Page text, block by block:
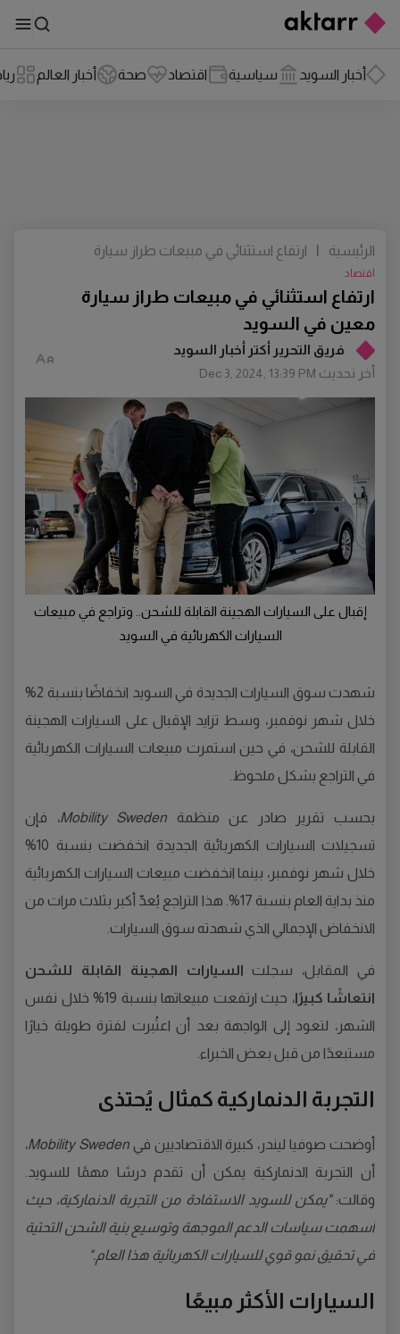
أخبار السويد سياسية اقتصاد صحة أخبار العالم
فريق التحرير أكتر أخبار السويد
أخر تحديث Dec 3, 2024, 13:39 PM
ارتفاع استثنائي في مبيعات طراز سيارة
معين في السويد
اقتصاد
الرئيسية |
ارتفاع استثنائي في مبيعات طراز سيارة
إقبال على السيارات الهجينة القابلة للشحن.. وتراجع في مبيعات
السيارات الكهربائية في السويد
شهدت سوق السيارات الجديدة في السويد انخفاضًا بنسبة 2%
خلال شهر نوفمبر، وسط تزايد الإقبال على السيارات الهجينة
القابلة للشحن، في حين استمرت مبيعات السيارات الكهربائية
في التراجع بشكل ملحوظ.
بحسب تقرير صادر عن منظمة Mobility Sweden، فإن
تسجيلات السيارات الكهربائية الجديدة انخفضت بنسبة 10%
خلال شهر نوفمبر، بينما انخفضت مبيعات السيارات الكهربائية
منذ بداية العام بنسبة 17%. هذا التراجع يُعدّ أكبر بثلاث مرات من
الانخفاض الإجمالي الذي شهدته سوق السيارات.
في المقابل، سجلت السيارات الهجينة القابلة للشحن
انتعاشًا كبيرًا
، حيث ارتفعت مبيعاتها بنسبة 19% خلال نفس
الشهر، لتعود إلى الواجهة بعد أن اعتُبرت لفترة طويلة خيارًا
مستبعدًا من قبل بعض الخبراء.
التجربة الدنماركية كمثال يُحتذى
أوضحت صوفيا ليندر، كبيرة الاقتصاديين فيMobility Sweden،
أن التجربة الدنماركية يمكن أن تقدم درسًا مهمًا للسويد.
وقالت:"يمكن للسويد الاستفادة من التجربة الدنماركية، حيث
أسهمت سياسات الدعم الموجهة وتوسيع بنية الشحن التحتية
في تحقيق نمو قوي للسيارات الكهربائية هذا العام."
السيارات الأكثر مبيعًا